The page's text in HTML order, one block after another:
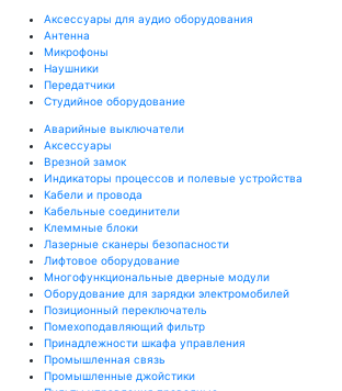
Аксессуары для аудио оборудования
Антенна
Микрофоны
Наушники
Передатчики
Студийное оборудование
Аварийные выключатели
Аксессуары
Врезной замок
Индикаторы процессов и полевые устройства
Кабели и провода
Кабельные соединители
Клеммные блоки
Лазерные сканеры безопасности
Лифтовое оборудование
Многофункциональные дверные модули
Оборудование для зарядки электромобилей
Позиционный переключатель
Помехоподавляющий фильтр
Принадлежности шкафа управления
Промышленная связь
Промышленные джойстики